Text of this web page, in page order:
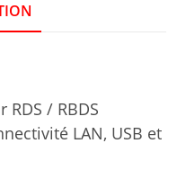
RDS / RBDS
LAN, USB et